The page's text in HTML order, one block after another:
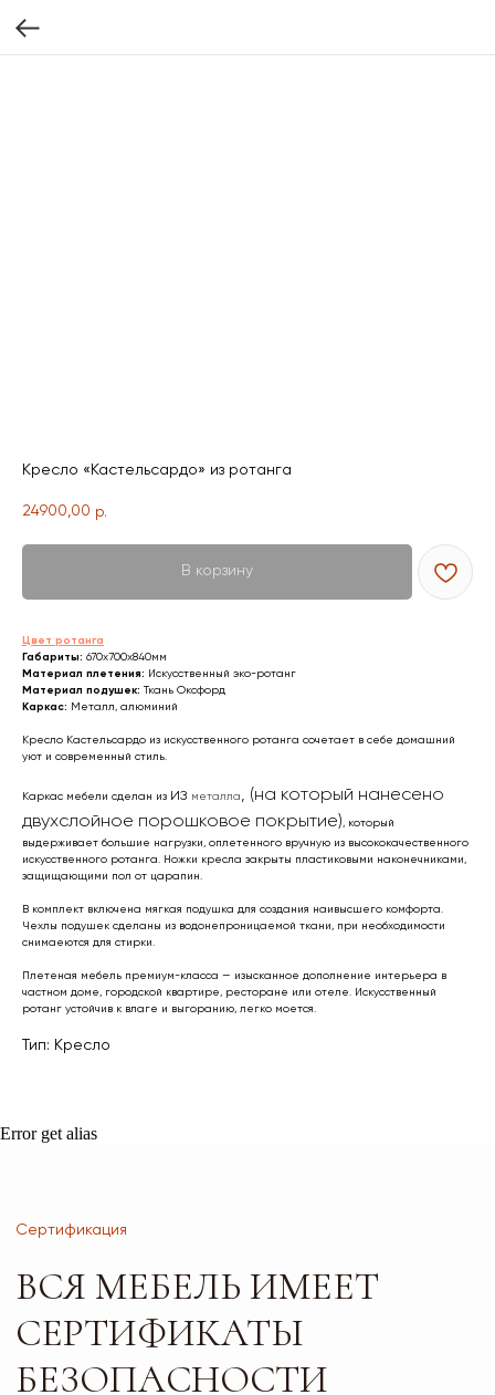
Кресло «Кастельсардо» из ротанга
24900,00 р.
В корзину
Цвет ротанга
Габариты: 670х700х840мм
Материал плетения: Искусственный эко-ротанг
Материал подушек: Ткань Оксфорд
Каркас: Металл, алюминий
Кресло Кастельсардо из искусственного ротанга сочетает в себе домашний
уют и современный стиль.
Каркас мебели сделан из из металла , (на который нанесено
двухслойное порошковое покрытие) , который
выдерживает большие нагрузки, оплетенного вручную из высококачественного
искусственного ротанга. Ножки кресла закрыты пластиковыми наконечниками,
защищающими пол от царапин.
В комплект включена мягкая подушка для создания наивысшего комфорта.
Чехлы подушек сделаны из водонепроницаемой ткани, при необходимости
снимаеются для стирки.
Плетеная мебель премиум-класса — изысканное дополнение интерьера в
частном доме, городской квартире, ресторане или отеле. Искусственный
ротанг устойчив к влаге и выгоранию, легко моется.
Тип: Кресло
Error get alias
МЕБЕЛЬ ИМЕЕТ
И КАЧЕСТВА
Сертификация
ВСЯ МЕБЕЛЬ ИМЕЕТ
СЕРТИФИКАТЫ
БЕЗОПАСНОСТИ
И КАЧЕСТВА